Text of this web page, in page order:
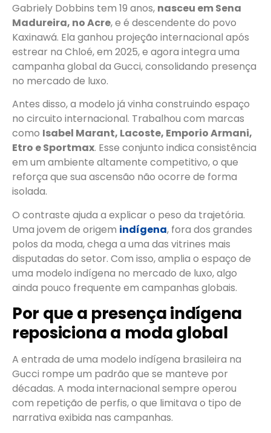
Gabriely Dobbins tem 19 anos, nasceu em Sena
Madureira, no Acre, e é descendente do povo
Kaxinawá. Ela ganhou projeção internacional após
estrear na Chloé, em 2025, e agora integra uma
campanha global da Gucci, consolidando presença
no mercado de luxo.
Antes disso, a modelo já vinha construindo espaço
no circuito internacional. Trabalhou com marcas
como Isabel Marant, Lacoste, Emporio Armani,
Etro e Sportmax. Esse conjunto indica consistência
em um ambiente altamente competitivo, o que
reforça que sua ascensão não ocorre de forma
isolada.
O contraste ajuda a explicar o peso da trajetória.
Uma jovem de origem indígena, fora dos grandes
polos da moda, chega a uma das vitrines mais
disputadas do setor. Com isso, amplia o espaço de
uma modelo indígena no mercado de luxo, algo
ainda pouco frequente em campanhas globais.
Por que a presença indígena
reposiciona a moda global
A entrada de uma modelo indígena brasileira na
Gucci rompe um padrão que se manteve por
décadas. A moda internacional sempre operou
com repetição de perfis, o que limitava o tipo de
narrativa exibida nas campanhas.